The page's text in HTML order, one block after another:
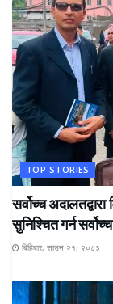
TOP STORIES
सर्वोच्च
सुनिश्चित गर्न
बिहिबार, साउन २१, २०८३